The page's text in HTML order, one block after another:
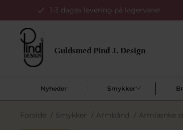
1-3 dages levering på lagervarer
Nyheder Smykker
Forside / Smykker / Armbånd / Armlænke